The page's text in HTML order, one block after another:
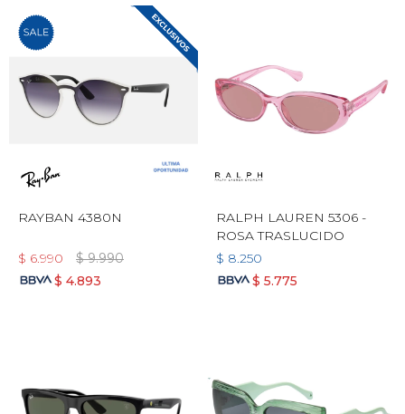
RAYBAN 4380N
$ 6.990 $ 9.990
$ 4.893
RALPH LAUREN 5306 -
ROSA TRASLUCIDO
$ 8.250
$ 5.775